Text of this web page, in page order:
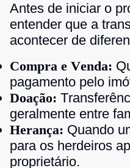
Antes de iniciar o
entender que a
acontecer de
Compra e Venda:
pagamento pelo
Doação:
geralmente entre
Herança: Quando
para os herdeiros
proprietário.